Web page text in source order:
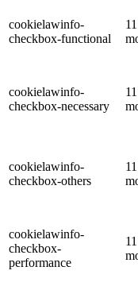
cookielawinfo-
checkbox-functional
11
cookielawinfo-
checkbox-necessary
11
cookielawinfo-
checkbox-others
11
cookielawinfo-
checkbox-
performance
11